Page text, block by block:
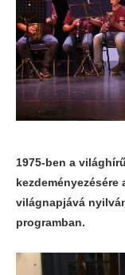
1975-ben a
kezdeményezésére
világnapjává
programban.